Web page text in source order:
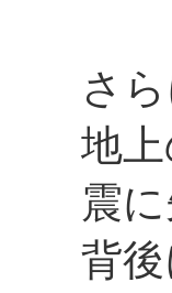
さ
地
震
背